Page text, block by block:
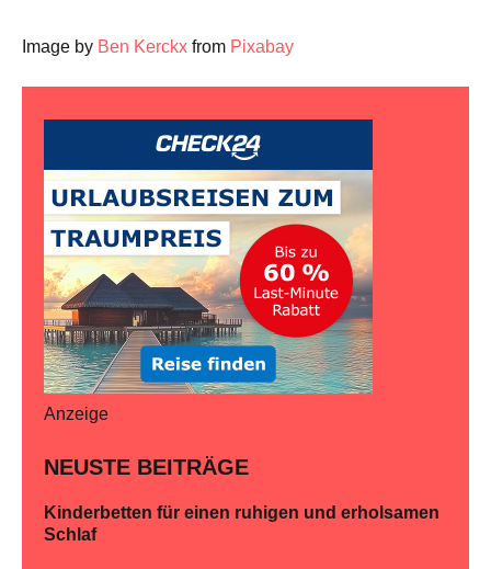
Image by Ben Kerckx from Pixabay
Anzeige
NEUSTE BEITRÄGE
Kinderbetten für einen ruhigen und erholsamen
Schlaf